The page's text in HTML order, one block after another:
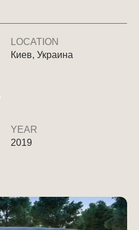
LOCATION
Киев, Украина
YEAR
2019